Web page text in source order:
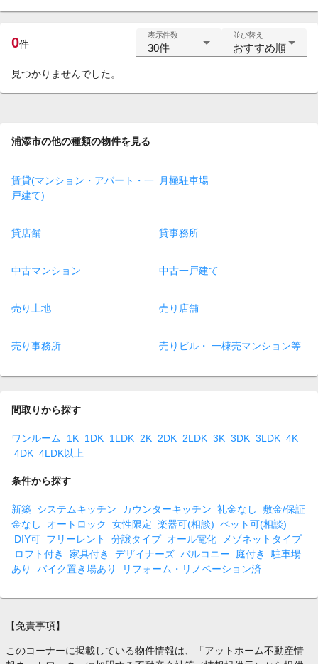
0件
表示件数
30件
並び替え
おすすめ順
見つかりませんでした。
浦添市の他の種類の物件を見る
賃貸(マンション・アパート・一
戸建て)
月極駐車場
貸店舗 貸事務所
中古マンション 中古一戸建て
売り土地 売り店舗
売り事務所 売りビル・ 一棟売マンション等
間取りから探す
ワンルーム 1K 1DK 1LDK 2K 2DK 2LDK 3K 3DK 3LDK 4K
4DK 4LDK以上
条件から探す
新築 システムキッチン カウンターキッチン 礼金なし
敷金/保証
金なし
オートロック 女性限定 楽器可(相談) ペット可(相談)
DIY可 フリーレント 分譲タイプ オール電化
メゾネットタイプ
ロフト付き
家具付き デザイナーズ バルコニー 庭付き
駐車場
あり
バイク置き場あり リフォーム・リノベーション済
【免責事項】
このコーナーに掲載している物件情報は、「アットホーム不動産情